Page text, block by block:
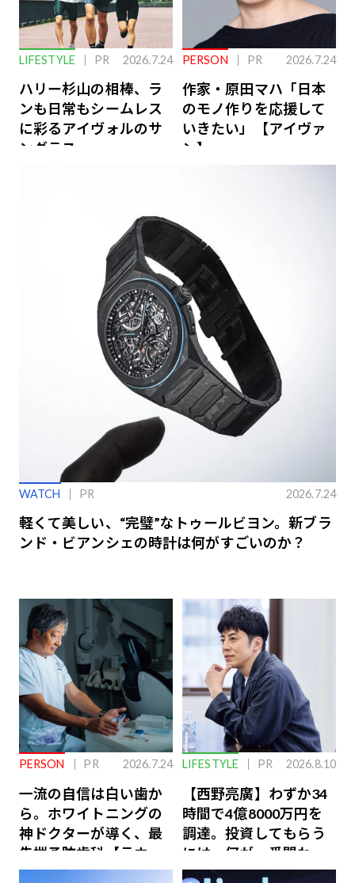
LIFESTYLE PR 2026.7.24
ハリー杉山の相棒、ラ
ンも日常もシームレス
に彩るアイヴォルのサ
ングラス
PERSON PR 2026.7.24
作家・原田マハ「日本
のモノ作りを応援して
いきたい」【アイヴァ
ン】
WATCH PR 2026.7.24
軽くて美しい、“完璧”なトゥールビヨン。新ブラ
ンド・ビアンシェの時計は何がすごいのか？
PERSON PR 2026.7.24
一流の自信は白い歯か
ら。ホワイトニングの
神ドクターが導く、最
先端予防歯科【ラウン
ジ会員特典あり】
LIFESTYLE PR 2026.8.10
【西野亮廣】わずか34
時間で4億8000万円を
調達。投資してもらう
には、何が一番問われ
るのか